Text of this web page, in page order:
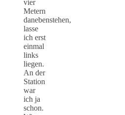
vier
Metern
danebenstehen,
lasse
ich erst
einmal
links
liegen.
An der
Station
war
ich ja
schon.